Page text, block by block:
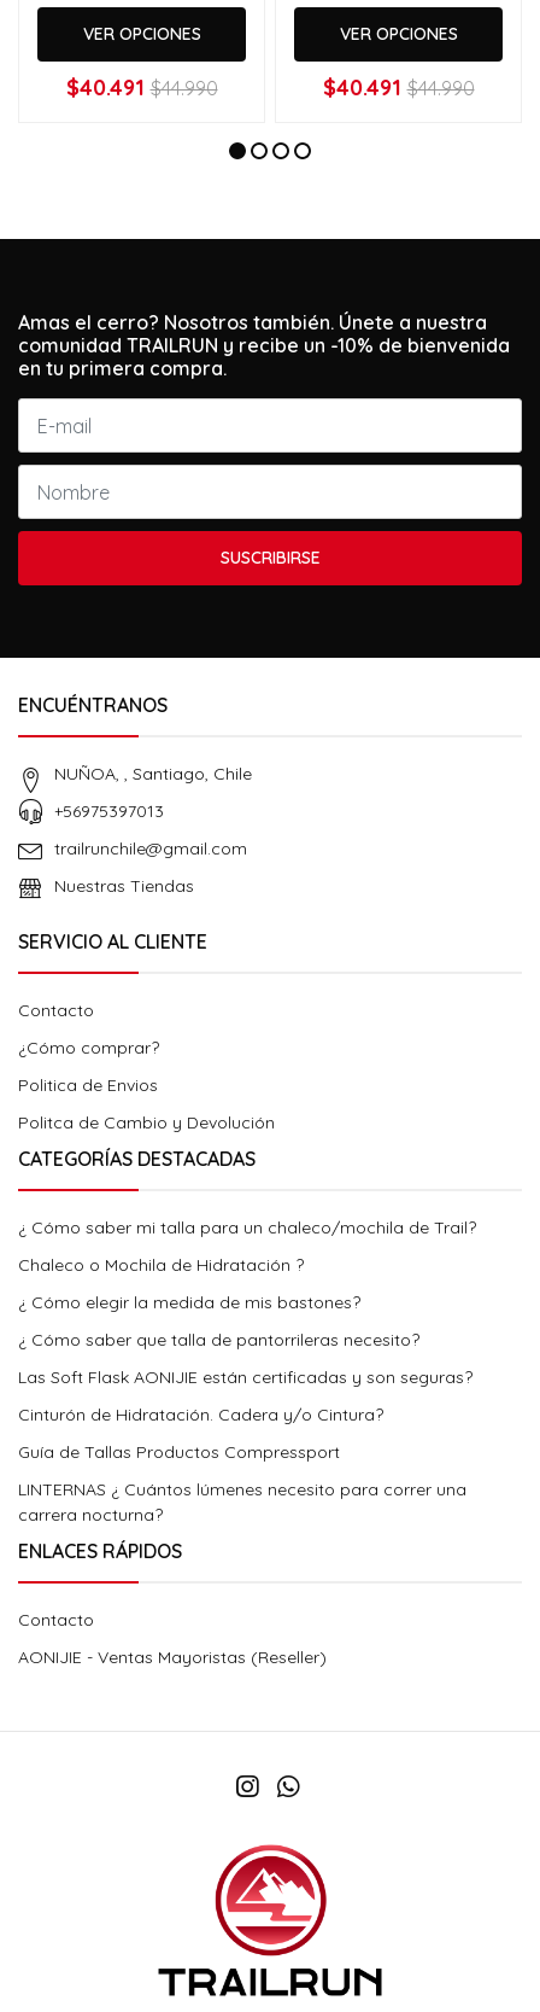
VER OPCIONES
$40.491 $44.990
VER OPCIONES
$40.491 $44.990
Amas el cerro? Nosotros también. Únete a nuestra
comunidad TRAILRUN y recibe un -10% de bienvenida
en tu primera compra.
SUSCRIBIRSE
ENCUÉNTRANOS
NUÑOA, , Santiago, Chile
+56975397013
trailrunchile@gmail.com
Nuestras Tiendas
SERVICIO AL CLIENTE
Contacto
¿Cómo comprar?
Politica de Envios
Politca de Cambio y Devolución
CATEGORÍAS DESTACADAS
¿ Cómo saber mi talla para un chaleco/mochila de Trail?
Chaleco o Mochila de Hidratación ?
¿ Cómo elegir la medida de mis bastones?
¿ Cómo saber que talla de pantorrileras necesito?
Las Soft Flask AONIJIE están certificadas y son seguras?
Cinturón de Hidratación. Cadera y/o Cintura?
Guía de Tallas Productos Compressport
LINTERNAS ¿ Cuántos lúmenes necesito para correr una
carrera nocturna?
ENLACES RÁPIDOS
Contacto
AONIJIE - Ventas Mayoristas (Reseller)